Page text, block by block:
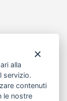
alla
servizio.
contenuti
le nostre